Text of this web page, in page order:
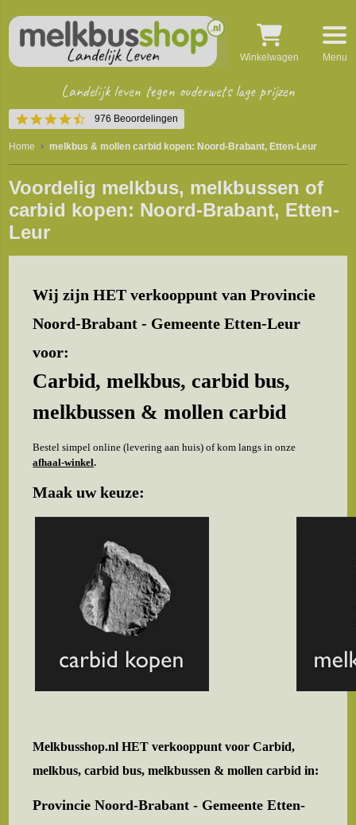
4.5
star
rating
976 Beoordelingen
Landelijk leven tegen ouderwets lage prijzen
Winkelwagen Menu
Home melkbus & mollen carbid kopen: Noord-Brabant, Etten-Leur
Voordelig melkbus, melkbussen of
carbid kopen: Noord-Brabant, Etten-
Leur
Wij zijn HET verkooppunt van Provincie
Noord-Brabant - Gemeente Etten-Leur
voor:
Carbid, melkbus, carbid bus,
melkbussen & mollen carbid
Bestel simpel online (levering aan huis) of kom langs in onze
afhaal-winkel.
Maak uw keuze:
Melkbusshop.nl HET verkooppunt voorCarbid,
melkbus, carbid bus, melkbussen & mollen carbid in:
Provincie Noord-Brabant - Gemeente Etten-